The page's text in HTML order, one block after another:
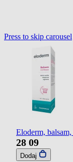
Press to skip carousel
Eloderm,
28 09
Dodaj